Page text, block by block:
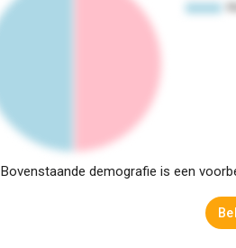
Bovenstaande demografie is een